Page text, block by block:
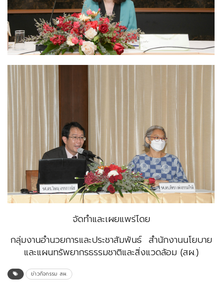
จัดทำและเผยแพร่โดย
กลุ่มงานอำนวยการและประชาสัมพันธ์ สำนักงานนโยบาย
และแผนทรัพยากรธรรมชาติและสิ่งแวดล้อม (สผ.)
ข่าวกิจกรรม สผ.